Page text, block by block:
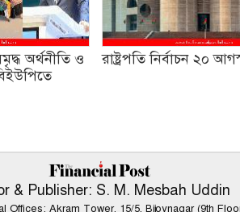
অর্থনীতি ও
রাষ্ট্রপতি নির্বাচন ২০
& Publisher: S. M. Mesbah Uddin
Offices: Akram Tower, 15/5, Bijoynagar (9th